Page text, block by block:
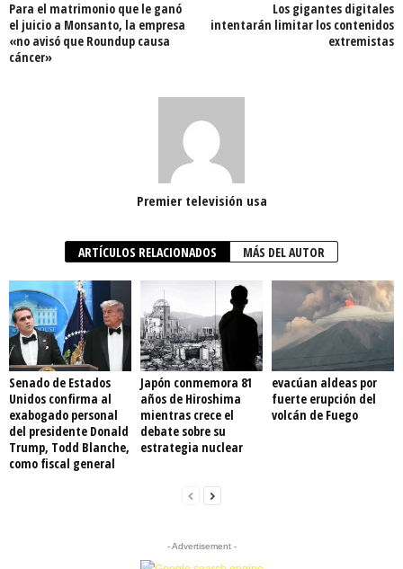
Para el matrimonio que le ganó
el juicio a Monsanto, la empresa
«no avisó que Roundup causa
cáncer»
Los gigantes digitales
intentarán limitar los contenidos
extremistas
Premier televisión usa
ARTÍCULOS RELACIONADOS MÁS DEL AUTOR
Senado de Estados
Unidos confirma al
exabogado personal
del presidente Donald
Trump, Todd Blanche,
como fiscal general
Japón conmemora 81
años de Hiroshima
mientras crece el
debate sobre su
estrategia nuclear
evacúan aldeas por
fuerte erupción del
volcán de Fuego
- Advertisement -